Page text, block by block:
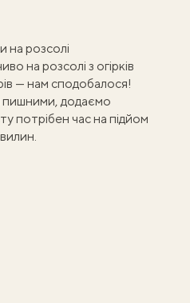
на розсолі
на розсолі з огірків
— нам сподобалося!
пишними, додаємо
потрібен час на підйом